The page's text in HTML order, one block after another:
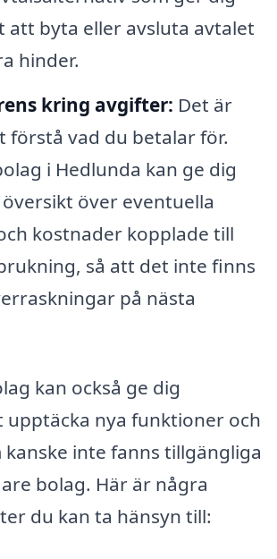
att byta eller avsluta avtalet
hinder.
kring avgifter: Det är
förstå vad du betalar för.
i Hedlunda kan ge dig
över eventuella
kostnader kopplade till
så att det inte finns
på nästa
kan också ge dig
nya funktioner och
inte fanns tillgängliga
bolag. Här är några
du kan ta hänsyn till: